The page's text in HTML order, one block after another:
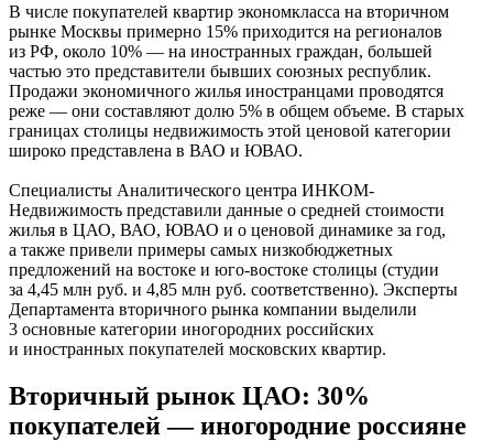
В числе покупателей квартир экономкласса на вторичном
рынке Москвы примерно 15% приходится на регионалов
из РФ, около 10% — на иностранных граждан, большей
частью это представители бывших союзных республик.
Продажи экономичного жилья иностранцами проводятся
реже — они составляют долю 5% в общем объеме. В старых
границах столицы недвижимость этой ценовой категории
широко представлена в ВАО и ЮВАО.
Специалисты Аналитического центра ИНКОМ-
Недвижимость представили данные о средней стоимости
жилья в ЦАО, ВАО, ЮВАО и о ценовой динамике за год,
а также привели примеры самых низкобюджетных
предложений на востоке и юго-востоке столицы (студии
за 4,45 млн руб. и 4,85 млн руб. соответственно). Эксперты
Департамента вторичного рынка компании выделили
3 основные категории иногородних российских
и иностранных покупателей московских квартир.
Вторичный рынок ЦАО: 30%
покупателей — иногородние россияне